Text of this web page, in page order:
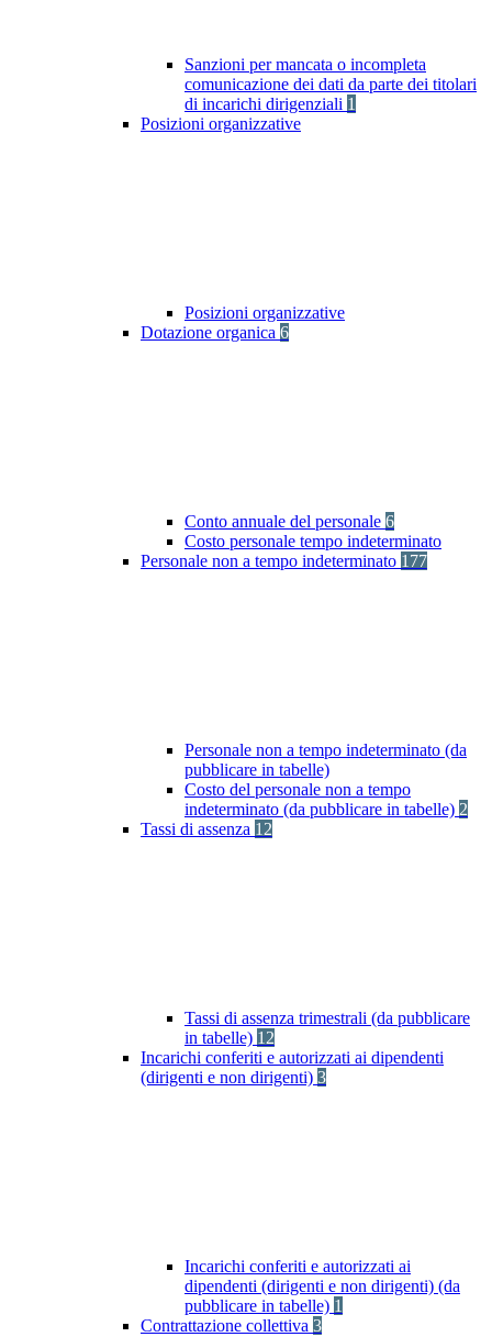
Sanzioni per mancata o incompleta
comunicazione dei dati da parte dei titolari
di incarichi dirigenziali 1
Posizioni organizzative
Posizioni organizzative
Dotazione organica 6
Conto annuale del personale 6
Costo personale tempo indeterminato
Personale non a tempo indeterminato 177
Personale non a tempo indeterminato (da
pubblicare in tabelle)
Costo del personale non a tempo
indeterminato (da pubblicare in tabelle) 2
Tassi di assenza 12
Tassi di assenza trimestrali (da pubblicare
in tabelle) 12
Incarichi conferiti e autorizzati ai dipendenti
(dirigenti e non dirigenti) 3
Incarichi conferiti e autorizzati ai
dipendenti (dirigenti e non dirigenti) (da
pubblicare in tabelle) 1
Contrattazione collettiva 3